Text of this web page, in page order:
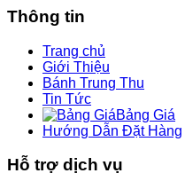
Thông tin
Trang chủ
Giới Thiệu
Bánh Trung Thu
Tin Tức
Bảng Giá
Hướng Dẫn Đặt Hàng
Hỗ trợ dịch vụ